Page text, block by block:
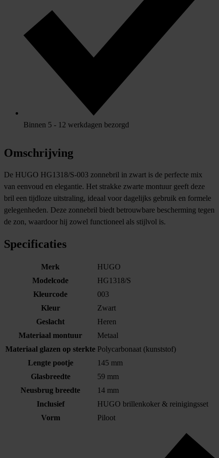
Binnen 5 - 12 werkdagen bezorgd
Omschrijving
De HUGO HG1318/S-003 zonnebril in zwart is de perfecte mix
van eenvoud en elegantie. Het strakke zwarte montuur geeft deze
bril een tijdloze uitstraling, ideaal voor dagelijks gebruik en formele
gelegenheden. Deze zonnebril biedt betrouwbare bescherming tegen
de zon, waardoor hij zowel functioneel als stijlvol is.
Specificaties
Merk
HUGO
Modelcode
HG1318/S
Kleurcode
003
Kleur
Zwart
Geslacht
Heren
Materiaal montuur
Metaal
Materiaal glazen op sterkte Polycarbonaat (kunststof)
Lengte pootje
145 mm
Glasbreedte
59 mm
Neusbrug breedte
14 mm
Inclusief
HUGO brillenkoker & reinigingsset
Vorm
Piloot